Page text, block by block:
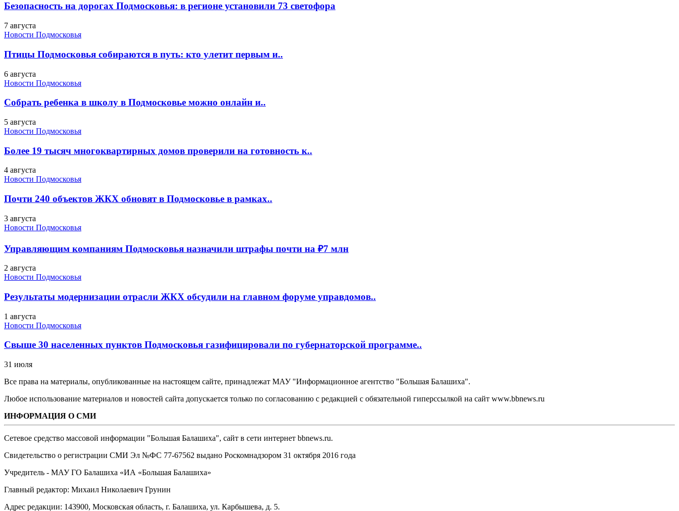
Безопасность на дорогах Подмосковья: в регионе установили 73 светофора
7 августа
Новости Подмосковья
Птицы Подмосковья собираются в путь: кто улетит первым и..
6 августа
Новости Подмосковья
Собрать ребенка в школу в Подмосковье можно онлайн и..
5 августа
Новости Подмосковья
Более 19 тысяч многоквартирных домов проверили на готовность к..
4 августа
Новости Подмосковья
Почти 240 объектов ЖКХ обновят в Подмосковье в рамках..
3 августа
Новости Подмосковья
Управляющим компаниям Подмосковья назначили штрафы почти на ₽7 млн
2 августа
Новости Подмосковья
Результаты модернизации отрасли ЖКХ обсудили на главном форуме управдомов..
1 августа
Новости Подмосковья
Свыше 30 населенных пунктов Подмосковья газифицировали по губернаторской программе..
31 июля
Все права на материалы, опубликованные на настоящем сайте, принадлежат МАУ "Информационное агентство "Большая Балашиха".
Любое использование материалов и новостей сайта допускается только по согласованию с редакцией с обязательной гиперссылкой на сайт www.bbnews.ru
ИНФОРМАЦИЯ О СМИ
Сетевое средство массовой информации "Большая Балашиха", сайт в сети интернет bbnews.ru.
Свидетельство о регистрации СМИ Эл №ФС ‎77-67562 выдано Роскомнадзором 31 октября 2016 года
Учредитель - МАУ ГО Балашиха «ИА «Большая Балашиха»
Главный редактор: Михаил Николаевич Грунин
Адрес редакции: 143900, Московская область, г. Балашиха, ул. Карбышева, д. 5.